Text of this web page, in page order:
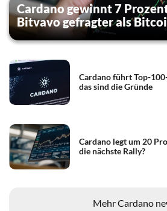
Cardano gewinnt 7
Bitvavo gefragter als
Cardano führt Top-
das sind die Gründe
Cardano legt um 20
die nächste Rally?
Mehr Cardano